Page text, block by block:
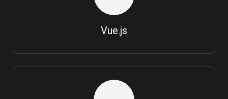
Vue.js